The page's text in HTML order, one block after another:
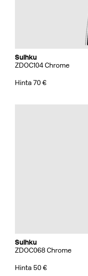
Suihku
ZDOC104 Chrome
Hinta 70 €
Suihku
ZDOC068 Chrome
Hinta 50 €